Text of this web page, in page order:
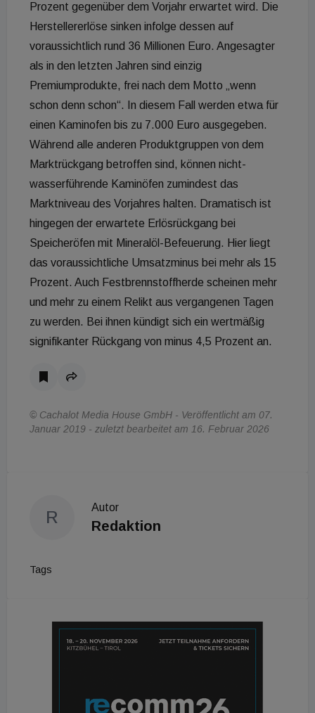
Prozent gegenüber dem Vorjahr erwartet wird. Die
Herstellererlöse sinken infolge dessen auf
voraussichtlich rund 36 Millionen Euro. Angesagter
als in den letzten Jahren sind einzig
Premiumprodukte, frei nach dem Motto „wenn
schon denn schon“. In diesem Fall werden etwa für
einen Kaminofen bis zu 7.000 Euro ausgegeben.
Während alle anderen Produktgruppen von dem
Marktrückgang betroffen sind, können nicht-
wasserführende Kaminöfen zumindest das
Marktniveau des Vorjahres halten. Dramatisch ist
hingegen der erwartete Erlösrückgang bei
Speicheröfen mit Mineralöl-Befeuerung. Hier liegt
das voraussichtliche Umsatzminus bei mehr als 15
Prozent. Auch Festbrennstoffherde scheinen mehr
und mehr zu einem Relikt aus vergangenen Tagen
zu werden. Bei ihnen kündigt sich ein wertmäßig
signifikanter Rückgang von minus 4,5 Prozent an.
© Cachalot Media House GmbH - Veröffentlicht am 07.
Januar 2019 - zuletzt bearbeitet am 16. Februar 2026
R
Autor
Redaktion
Tags